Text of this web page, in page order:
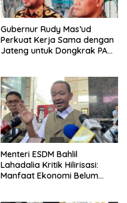
Gubernur Rudy Mas’ud
Perkuat Kerja Sama dengan
Jateng untuk Dongkrak PAD
Menteri ESDM Bahlil
Lahadalia Kritik Hilirisasi:
Manfaat Ekonomi Belum